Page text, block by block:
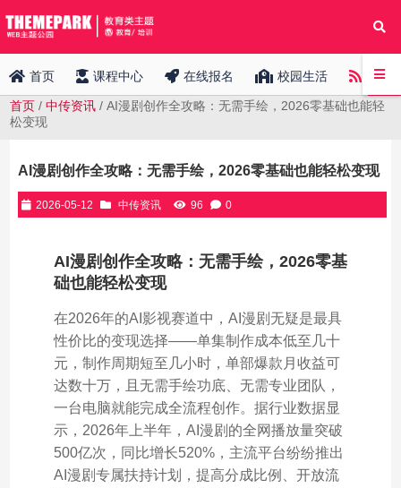
首页 课程中心 在线报名 校园生活 中传
首页 /中传资讯 / AI漫剧创作全攻略：无需手绘，2026零基础也能轻
松变现
AI漫剧创作全攻略：无需手绘，2026零基础也能轻松变现
2026-05-12 中传资讯 96 0
AI漫剧创作全攻略：无需手绘，2026零基
础也能轻松变现
在2026年的AI影视赛道中，AI漫剧无疑是最具
性价比的变现选择——单集制作成本低至几十
元，制作周期短至几小时，单部爆款月收益可
达数十万，且无需手绘功底、无需专业团队，
一台电脑就能完成全流程创作。据行业数据显
示，2026年上半年，AI漫剧的全网播放量突破
500亿次，同比增长520%，主流平台纷纷推出
AI漫剧专属扶持计划，提高分成比例、开放流